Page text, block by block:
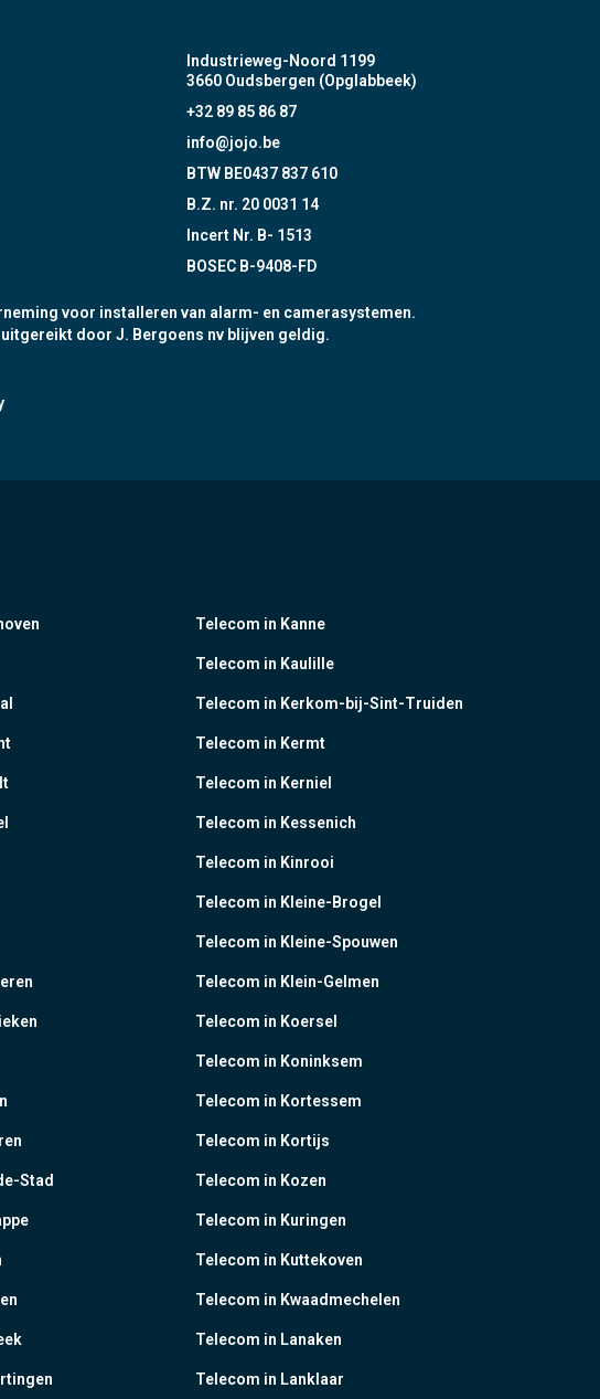
Industrieweg-Noord 1199
3660 Oudsbergen (Opglabbeek)
+32 89 85 86 87
info@jojo.be
BTW BE0437 837 610
B.Z. nr. 20 0031 14
Incert Nr. B- 1513
BOSEC B-9408-FD
voor installeren van alarm- en camerasystemen.
door J. Bergoens nv blijven geldig.
Stad
Telecom in Kanne
Telecom in Kaulille
Telecom in Kerkom-bij-Sint-Truiden
Telecom in Kermt
Telecom in Kerniel
Telecom in Kessenich
Telecom in Kinrooi
Telecom in Kleine-Brogel
Telecom in Kleine-Spouwen
Telecom in Klein-Gelmen
Telecom in Koersel
Telecom in Koninksem
Telecom in Kortessem
Telecom in Kortijs
Telecom in Kozen
Telecom in Kuringen
Telecom in Kuttekoven
Telecom in Kwaadmechelen
Telecom in Lanaken
Telecom in Lanklaar